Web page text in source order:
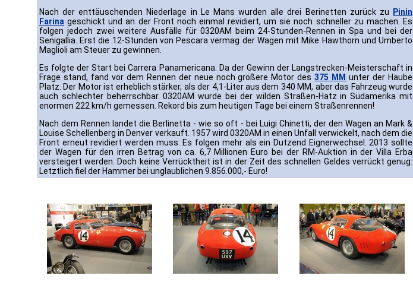
Nach der enttäuschenden Niederlage in Le Mans wurden alle drei Berinetten zurück zu
Pinin
Farina geschickt und an der Front noch einmal revidiert, um sie noch schneller zu machen. Es
folgen jedoch zwei weitere Ausfälle für 0320AM beim 24-Stunden-Rennen in Spa und bei der
Senigallia. Erst die 12-Stunden von Pescara vermag der Wagen mit Mike Hawthorn und Umberto
Maglioli am Steuer zu gewinnen.
Es folgte der Start bei Carrera Panamericana. Da der Gewinn der Langstrecken-Meisterschaft in
Frage stand, fand vor dem Rennen der neue noch größere Motor des375 MM unter der Haube
Platz. Der Motor ist erheblich stärker, als der 4,1-Liter aus dem 340 MM, aber das Fahrzeug wurde
auch schlechter beherrschbar. 0320AM wurde bei der wilden Straßen-Hatz in Südamerika mit
enormen 222 km/h gemessen. Rekord bis zum heutigen Tage bei einem Straßenrennen!
Nach dem Rennen landet die Berlinetta - wie so oft - bei Luigi Chinetti, der den Wagen an Mark &
Louise Schellenberg in Denver verkauft. 1957 wird 0320AM in einen Unfall verwickelt, nach dem die
Front erneut revidiert werden muss. Es folgen mehr als ein Dutzend Eignerwechsel. 2013 sollte
der Wagen für den irren Betrag von ca. 6,7 Millionen Euro bei der RM-Auktion in der Villa Erba
versteigert werden. Doch keine Verrücktheit ist in der Zeit des schnellen Geldes verrückt genug:
Letztlich fiel der Hammer bei unglaublichen 9.856.000,- Euro!